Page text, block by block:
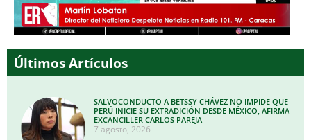
Últimos Artículos
SALVOCONDUCTO A BETSSY CHÁVEZ NO IMPIDE QUE
PERÚ INICIE SU EXTRADICIÓN DESDE MÉXICO, AFIRMA
EXCANCILLER CARLOS PAREJA
7 agosto, 2026